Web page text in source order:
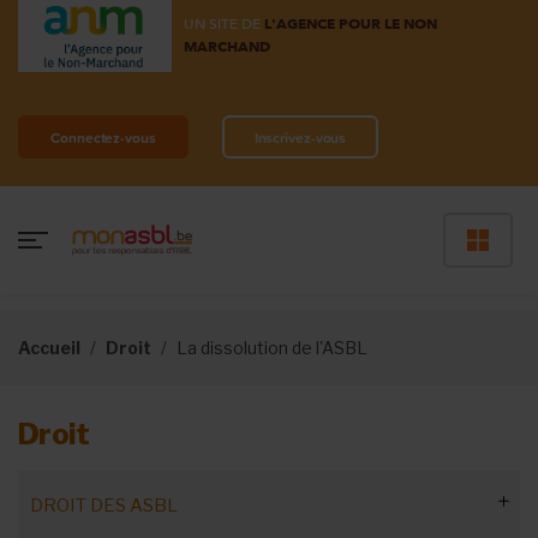
UN SITE DE L'AGENCE POUR LE NON
MARCHAND
Connectez-vous Inscrivez-vous
Accueil Droit La dissolution de l'ASBL
Droit
DROIT DES ASBL